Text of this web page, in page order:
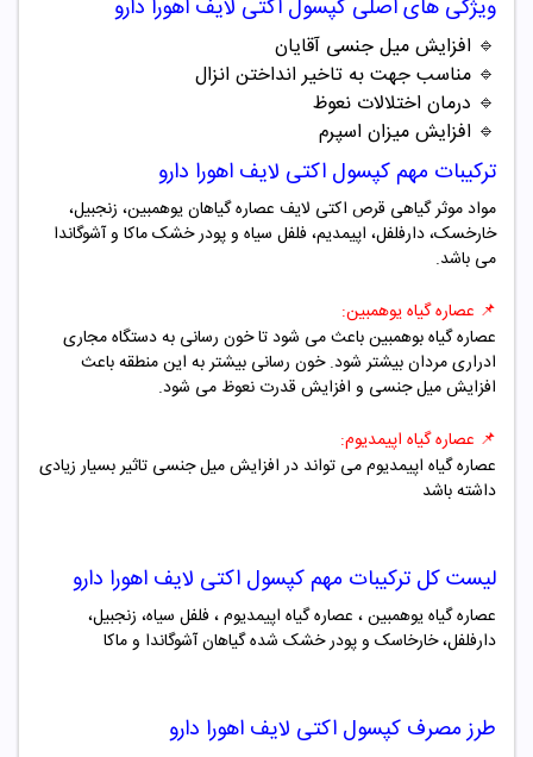
ویژگی های اصلی کپسول اکتی لایف اهورا دارو
🔹 افزایش میل جنسی آقایان
🔹 مناسب جهت به تاخیر انداختن انزال
🔹 درمان اختلالات نعوظ
🔹 افزایش میزان اسپرم
ترکیبات مهم کپسول اکتی لایف اهورا دارو
مواد موثر گیاهی قرص اکتی لایف عصاره گیاهان یوهمبین، زنجبیل،
خارخسک، دارفلفل، اپیمدیم، فلفل سیاه و پودر خشک ماکا و آشوگاندا
می باشد.
📌 عصاره گیاه یوهمبین:
عصاره گیاه بوهمبین باعث می شود تا خون رسانی به دستگاه مجاری
ادراری مردان بیشتر شود. خون رسانی بیشتر به این منطقه باعث
افزایش میل جنسی و افزایش قدرت نعوظ می شود.
📌 عصاره گیاه اپیمدیوم:
عصاره گیاه اپیمدیوم می تواند در افزایش میل جنسی تاثیر بسیار زیادی
داشته باشد
لیست کل ترکیبات مهم کپسول اکتی لایف اهورا دارو
عصاره گیاه یوهمبین ، عصاره گیاه اپیمدیوم ، فلفل سیاه، زنجبیل،
دارفلفل، خارخاسک و پودر خشک شده گیاهان آشوگاندا و ماکا
طرز مصرف کپسول اکتی لایف اهورا دارو